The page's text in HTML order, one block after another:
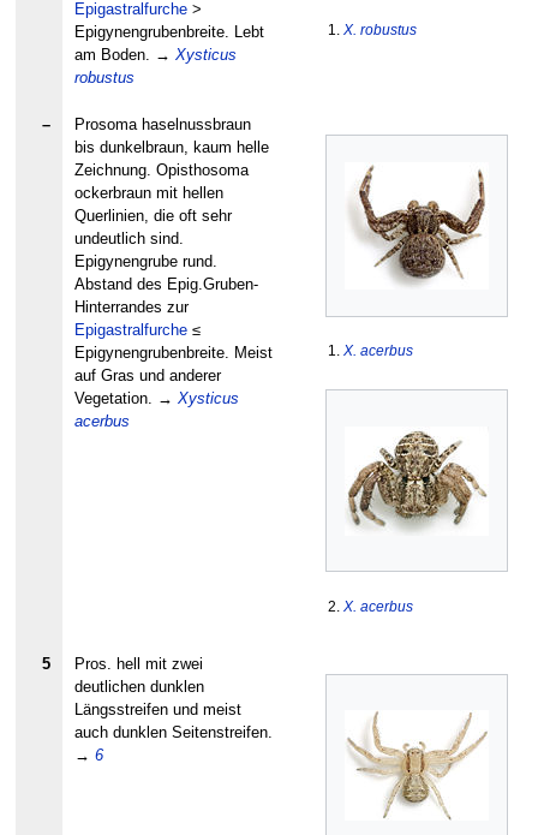
Epigastralfurche>
Epigynengrubenbreite. Lebt
am Boden. → Xysticus
robustus
1. X. robustus
–
Prosoma haselnussbraun
bis dunkelbraun, kaum helle
Zeichnung. Opisthosoma
ockerbraun mit hellen
Querlinien, die oft sehr
undeutlich sind.
Epigynengrube rund.
Abstand des Epig.Gruben-
Hinterrandes zur
Epigastralfurche≤
Epigynengrubenbreite. Meist
auf Gras und anderer
Vegetation. → Xysticus
acerbus
1. X. acerbus
2. X. acerbus
5
Pros. hell mit zwei
deutlichen dunklen
Längsstreifen und meist
auch dunklen Seitenstreifen.
→ 6